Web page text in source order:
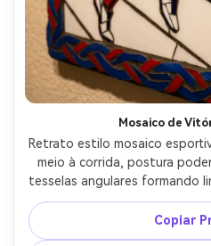
Mosaico de
Retrato estilo mosaico
meio à corrida, postura
tesselas angulares formando
de vermelho e azul marinho
branco, estádio sugerido
de medalha nítida, clima
Copiar